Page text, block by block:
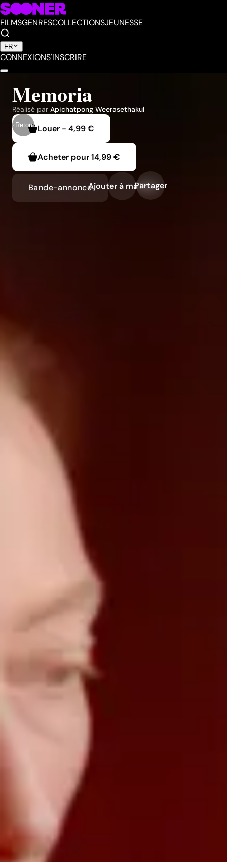
FILMSGENRESCOLLECTIONSJEUNESSE
FR
CONNEXIONS'INSCRIRE
Retour
Memoria
Réalisé par Apichatpong Weerasethakul
Louer - 4,99 €
Acheter pour14,99 €
Bande-annonceAjouter à ma liste
Partager